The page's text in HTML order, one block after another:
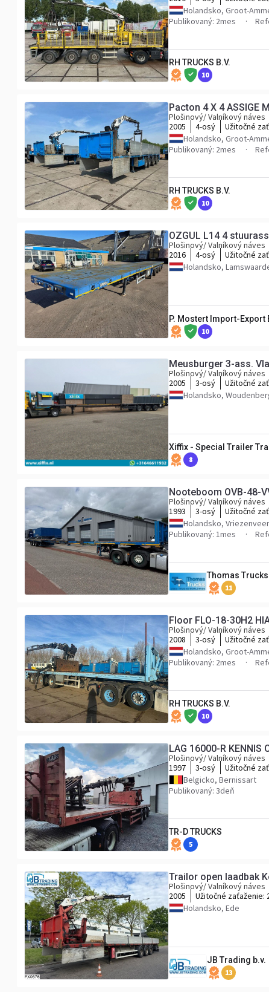
Holandsko, Groot-
Publikovaný: 2mes
RH TRUCKS B.V.
10
Pacton 4 X 4 ASSIGE
Plošinový/ Valníkový náves
2005
4-osý Užitočné
Holandsko, Groot-
Publikovaný: 2mes
RH TRUCKS B.V.
10
OZGUL L14 4
Plošinový/ Valníkový náves
2016
4-osý Užitočné
Holandsko,
P. Mostert Import-Export
10
Meusburger 3-ass.
Plošinový/ Valníkový náves
2005
3-osý Užitočné
Holandsko,
Xiffix - Special Trailer
8
Nooteboom OVB-48-
Plošinový/ Valníkový náves
1993
3-osý Užitočné
Holandsko,
Publikovaný: 1mes
Thomas Trucks
11
Floor FLO-18-30H2
Plošinový/ Valníkový náves
2008
3-osý Užitočné
Holandsko, Groot-
Publikovaný: 2mes
RH TRUCKS B.V.
10
LAG 16000-R KENNIS
Plošinový/ Valníkový náves
1997
3-osý Užitočné
Belgicko, Bernissart
Publikovaný: 3deň
TR-D TRUCKS
5
Trailor open laadbak
Plošinový/ Valníkový náves
2005
Užitočné zaťaženie:
Holandsko, Ede
JB Trading b.v.
13